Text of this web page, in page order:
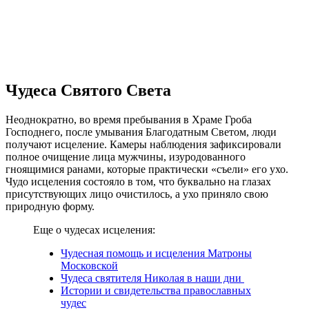
Чудеса Святого Света
Неоднократно, во время пребывания в Храме Гроба
Господнего, после умывания Благодатным Светом, люди
получают исцеление. Камеры наблюдения зафиксировали
полное очищение лица мужчины, изуродованного
гноящимися ранами, которые практически «съели» его ухо.
Чудо исцеления состояло в том, что буквально на глазах
присутствующих лицо очистилось, а ухо приняло свою
природную форму.
Еще о чудесах исцеления:
Чудесная помощь и исцеления Матроны
Московской
Чудеса святителя Николая в наши дни
Истории и свидетельства православных
чудес